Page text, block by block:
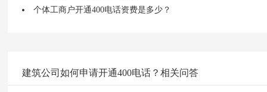
个体工商户开通400电话资费是多少？
建筑公司如何申请开通400电话？相关问答